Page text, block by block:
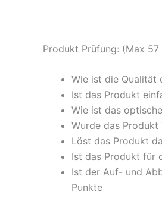
Produkt Prüfung: (Max 57
Wie ist die Qualität
Ist das Produkt
Wie ist das
Wurde das
Löst das Produkt
Ist das Produkt für
Ist der Auf- und
Punkte